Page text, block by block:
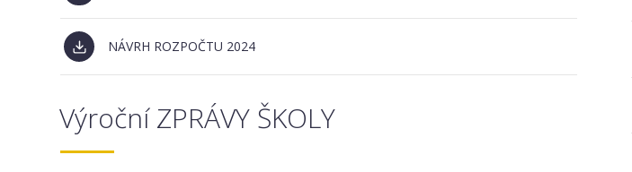
NÁVRH ROZPOČTU 2024
Výroční ZPRÁVY ŠKOLY